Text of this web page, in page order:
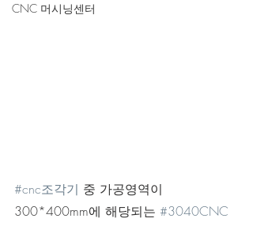
CNC 머시닝센터
#cnc조각기 중 가공영역이
300*400mm에 해당되는 #3040CNC